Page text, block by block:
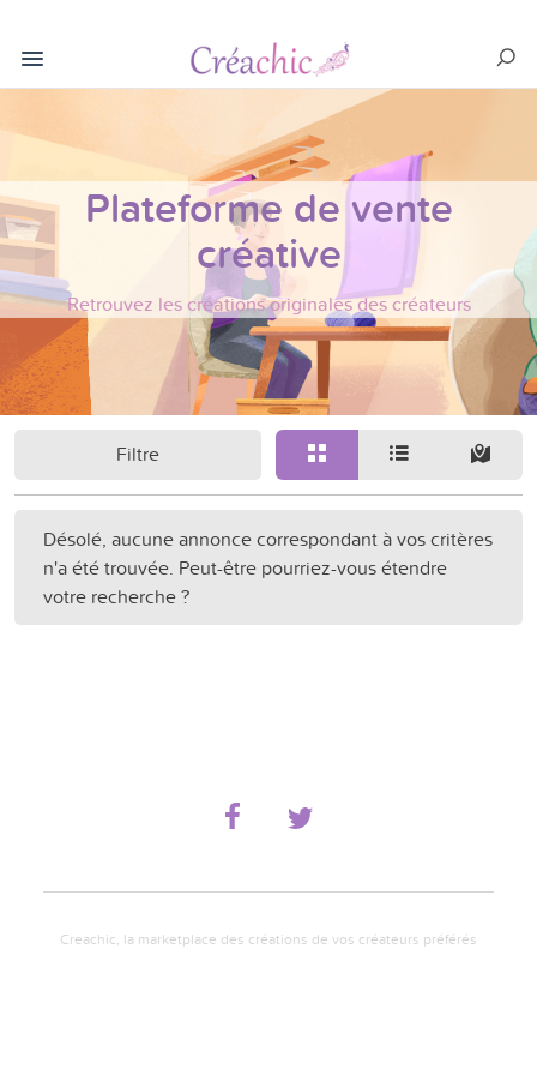
Plateforme de vente
créative
Retrouvez les créations originales des créateurs
Filtre
Désolé, aucune annonce correspondant à vos critères
n'a été trouvée. Peut-être pourriez-vous étendre
votre recherche ?
Creachic, la marketplace des créations de vos créateurs préférés